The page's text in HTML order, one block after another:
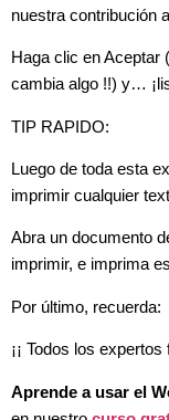
nuestra contribución
Haga clic en Aceptar
cambia algo !!) y…
TIP RAPIDO:
Luego de toda esta
imprimir cualquier
Abra un documento
imprimir, e imprima
Por último, recuerda:
¡¡ Todos los
Aprende a usar el